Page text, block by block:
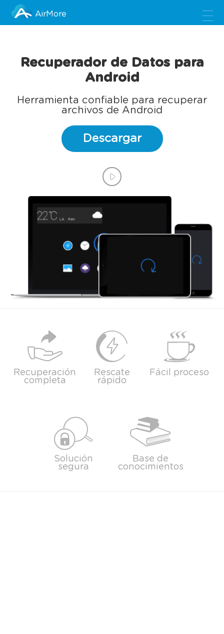
AirMore
Recuperador de Datos para
Android
Herramienta confiable para recuperar
archivos de Android
Descargar
LA Rain
Recuperación
completa
Rescate
rápido
Fácil proceso
Solución
segura
Base de
conocimientos